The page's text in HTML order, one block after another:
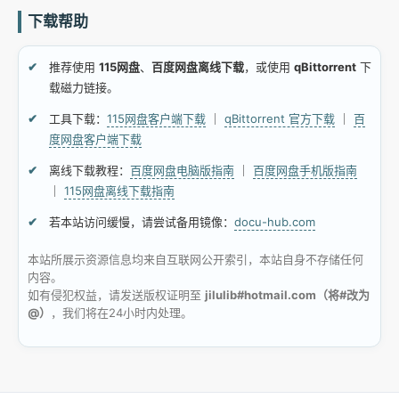
下载帮助
推荐使用 115网盘、 百度网盘离线下载，或使用 qBittorrent 下
载磁力链接。
工具下载： 115网盘客户端下载 qBittorrent 官方下载
百
度网盘客户端下载
离线下载教程： 百度网盘电脑版指南
百度网盘手机版指南
115网盘离线下载指南
若本站访问缓慢，请尝试备用镜像： docu-hub.com
本站所展示资源信息均来自互联网公开索引，本站自身不存储任何
内容。
如有侵犯权益，请发送版权证明至 jilulib#hotmail.com（将#改为
@）
，我们将在24小时内处理。